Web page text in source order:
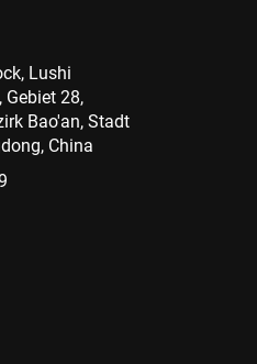
Lushi
Gebiet 28,
Bao'an, Stadt
China